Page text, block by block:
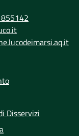
Disservizi